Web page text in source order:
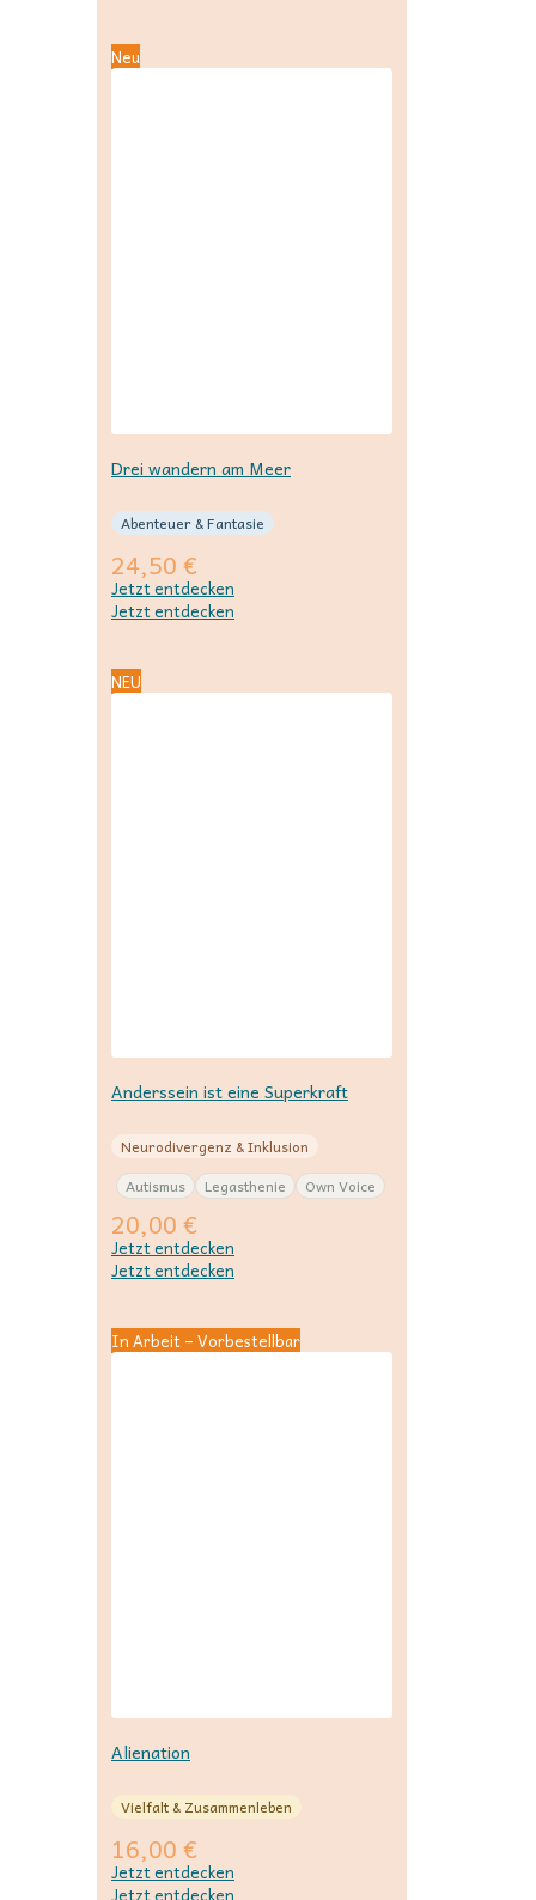
Neu
Drei wandern am Meer
Abenteuer & Fantasie
24,50€
Jetzt entdecken
Jetzt entdecken
NEU
Anderssein ist eine Superkraft
Neurodivergenz & Inklusion
Autismus
Legasthenie Own Voice
20,00€
Jetzt entdecken
Jetzt entdecken
In Arbeit – Vorbestellbar
Alienation
Vielfalt & Zusammenleben
16,00€
Jetzt entdecken
Jetzt entdecken